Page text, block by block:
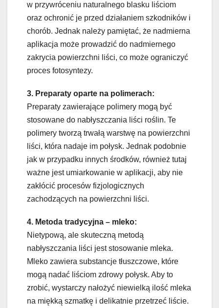
w przywróceniu naturalnego blasku liściom
oraz ochronić je przed działaniem szkodników i
chorób. Jednak należy pamiętać, że nadmierna
aplikacja może prowadzić do nadmiernego
zakrycia powierzchni liści, co może ograniczyć
proces fotosyntezy.
3. Preparaty oparte na polimerach:
Preparaty zawierające polimery mogą być
stosowane do nabłyszczania liści roślin. Te
polimery tworzą trwałą warstwę na powierzchni
liści, która nadaje im połysk. Jednak podobnie
jak w przypadku innych środków, również tutaj
ważne jest umiarkowanie w aplikacji, aby nie
zakłócić procesów fizjologicznych
zachodzących na powierzchni liści.
4. Metoda tradycyjna – mleko:
Nietypową, ale skuteczną metodą
nabłyszczania liści jest stosowanie mleka.
Mleko zawiera substancje tłuszczowe, które
mogą nadać liściom zdrowy połysk. Aby to
zrobić, wystarczy nałożyć niewielką ilość mleka
na miękką szmatkę i delikatnie przetrzeć liście.